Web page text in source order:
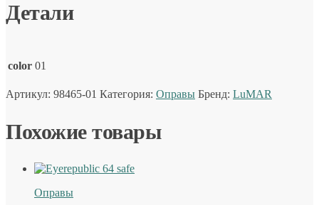
Детали
color 01
Артикул: 98465-01 Категория: Оправы Бренд: LuMAR
Похожие товары
Оправы